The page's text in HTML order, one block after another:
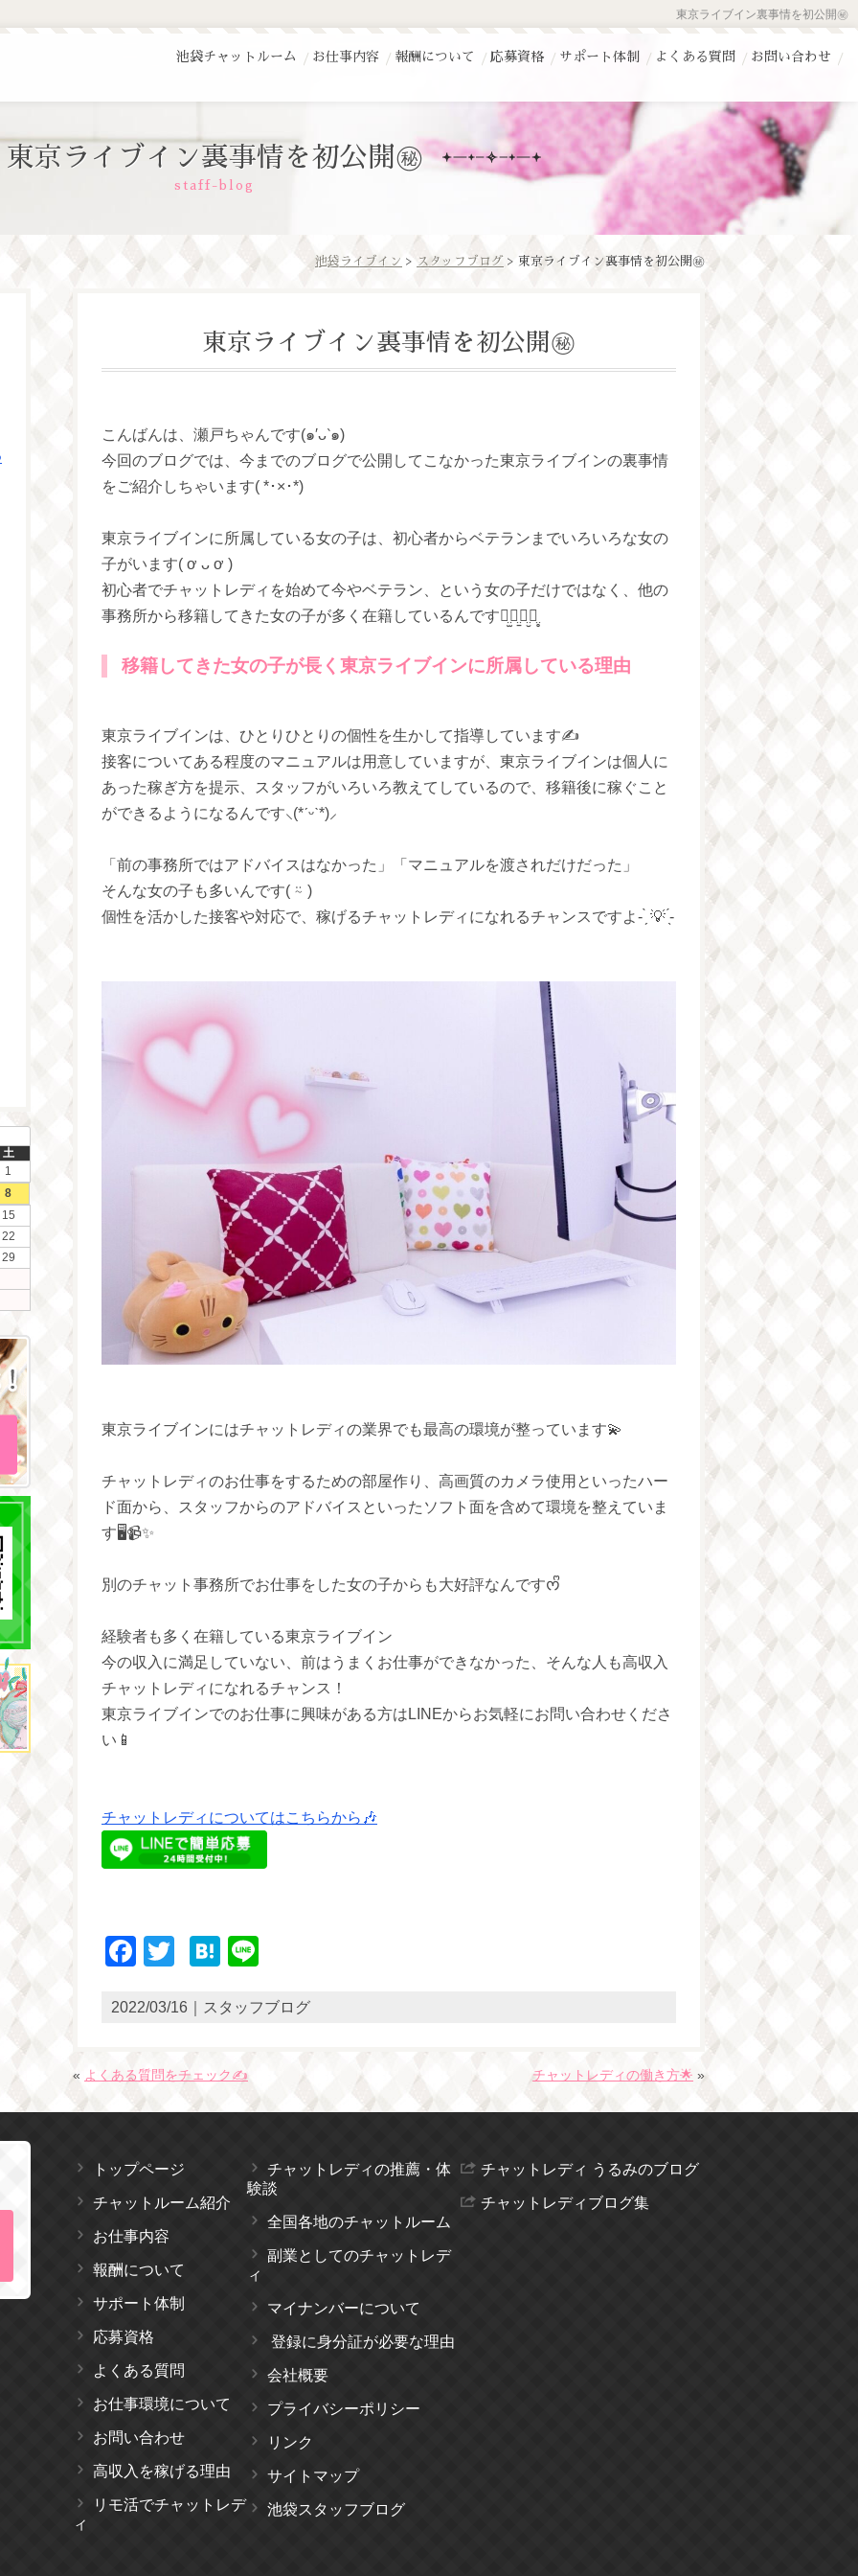
東京ライブイン裏事情を初公開㊙️
お問い合わせ
よくある質問
サポート体制
応募資格
報酬について
お仕事内容
池袋チャットルーム
東京ライブイン裏事情を初公開㊙️
staff-blog
池袋ライブイン > スタッフブログ > 東京ライブイン裏事情を初公開㊙️
東京ライブイン裏事情を初公開㊙️
こんばんは、瀬戸ちゃんです(๑′ᴗ‵๑)
今回のブログでは、今までのブログで公開してこなかった東京ライブインの裏事情
をご紹介しちゃいます( *･×･*)
東京ライブインに所属している女の子は、初心者からベテランまでいろいろな女の
子がいます( ơ ᴗ ơ )
初心者でチャットレディを始めて今やベテラン、という女の子だけではなく、他の
事務所から移籍してきた女の子が多く在籍しているんです‪‪ꪔ̤̫‬ꪔ̤̱ꪔ̤̮ꪔ̤̥
移籍してきた女の子が長く東京ライブインに所属している理由
東京ライブインは、ひとりひとりの個性を生かして指導しています✍️
接客についてある程度のマニュアルは用意していますが、東京ライブインは個人に
あった稼ぎ方を提示、スタッフがいろいろ教えてしているので、移籍後に稼ぐこと
ができるようになるんです‪⸜(*ˊᵕˋ*)⸝‬
「前の事務所ではアドバイスはなかった」「マニュアルを渡されだけだった」
そんな女の子も多いんです‪( ⍨ )‬
個性を活かした接客や対応で、稼げるチャットレディになれるチャンスですよ- ̗̀ 💡 ̖́-
東京ライブインにはチャットレディの業界でも最高の環境が整っています💫
チャットレディのお仕事をするための部屋作り、高画質のカメラ使用といったハー
ド面から、スタッフからのアドバイスといったソフト面を含めて環境を整えていま
す🖥📹✨
別のチャット事務所でお仕事をした女の子からも大好評なんですᰔᩚ
経験者も多く在籍している東京ライブイン
今の収入に満足していない、前はうまくお仕事ができなかった、そんな人も高収入
チャットレディになれるチャンス！
東京ライブインでのお仕事に興味がある方はLINEからお気軽にお問い合わせくださ
い📱
チャットレディについてはこちらから🎶
Facebook
TwitterHatena
2022/03/16｜スタッフブログ
« よくある質問をチェック✍️ チャットレディの働き方🌟 »
土
1
8
15
22
29
トップページ
チャットルーム紹介
お仕事内容
報酬について
サポート体制
応募資格
よくある質問
お仕事環境について
お問い合わせ
高収入を稼げる理由
リモ活でチャットレデ
ィ
チャットレディの推薦・体
験談
全国各地のチャットルーム
副業としてのチャットレデ
ィ
マイナンバーについて
登録に身分証が必要な理由
会社概要
プライバシーポリシー
リンク
サイトマップ
池袋スタッフブログ
チャットレディ うるみのブログ
チャットレディブログ集